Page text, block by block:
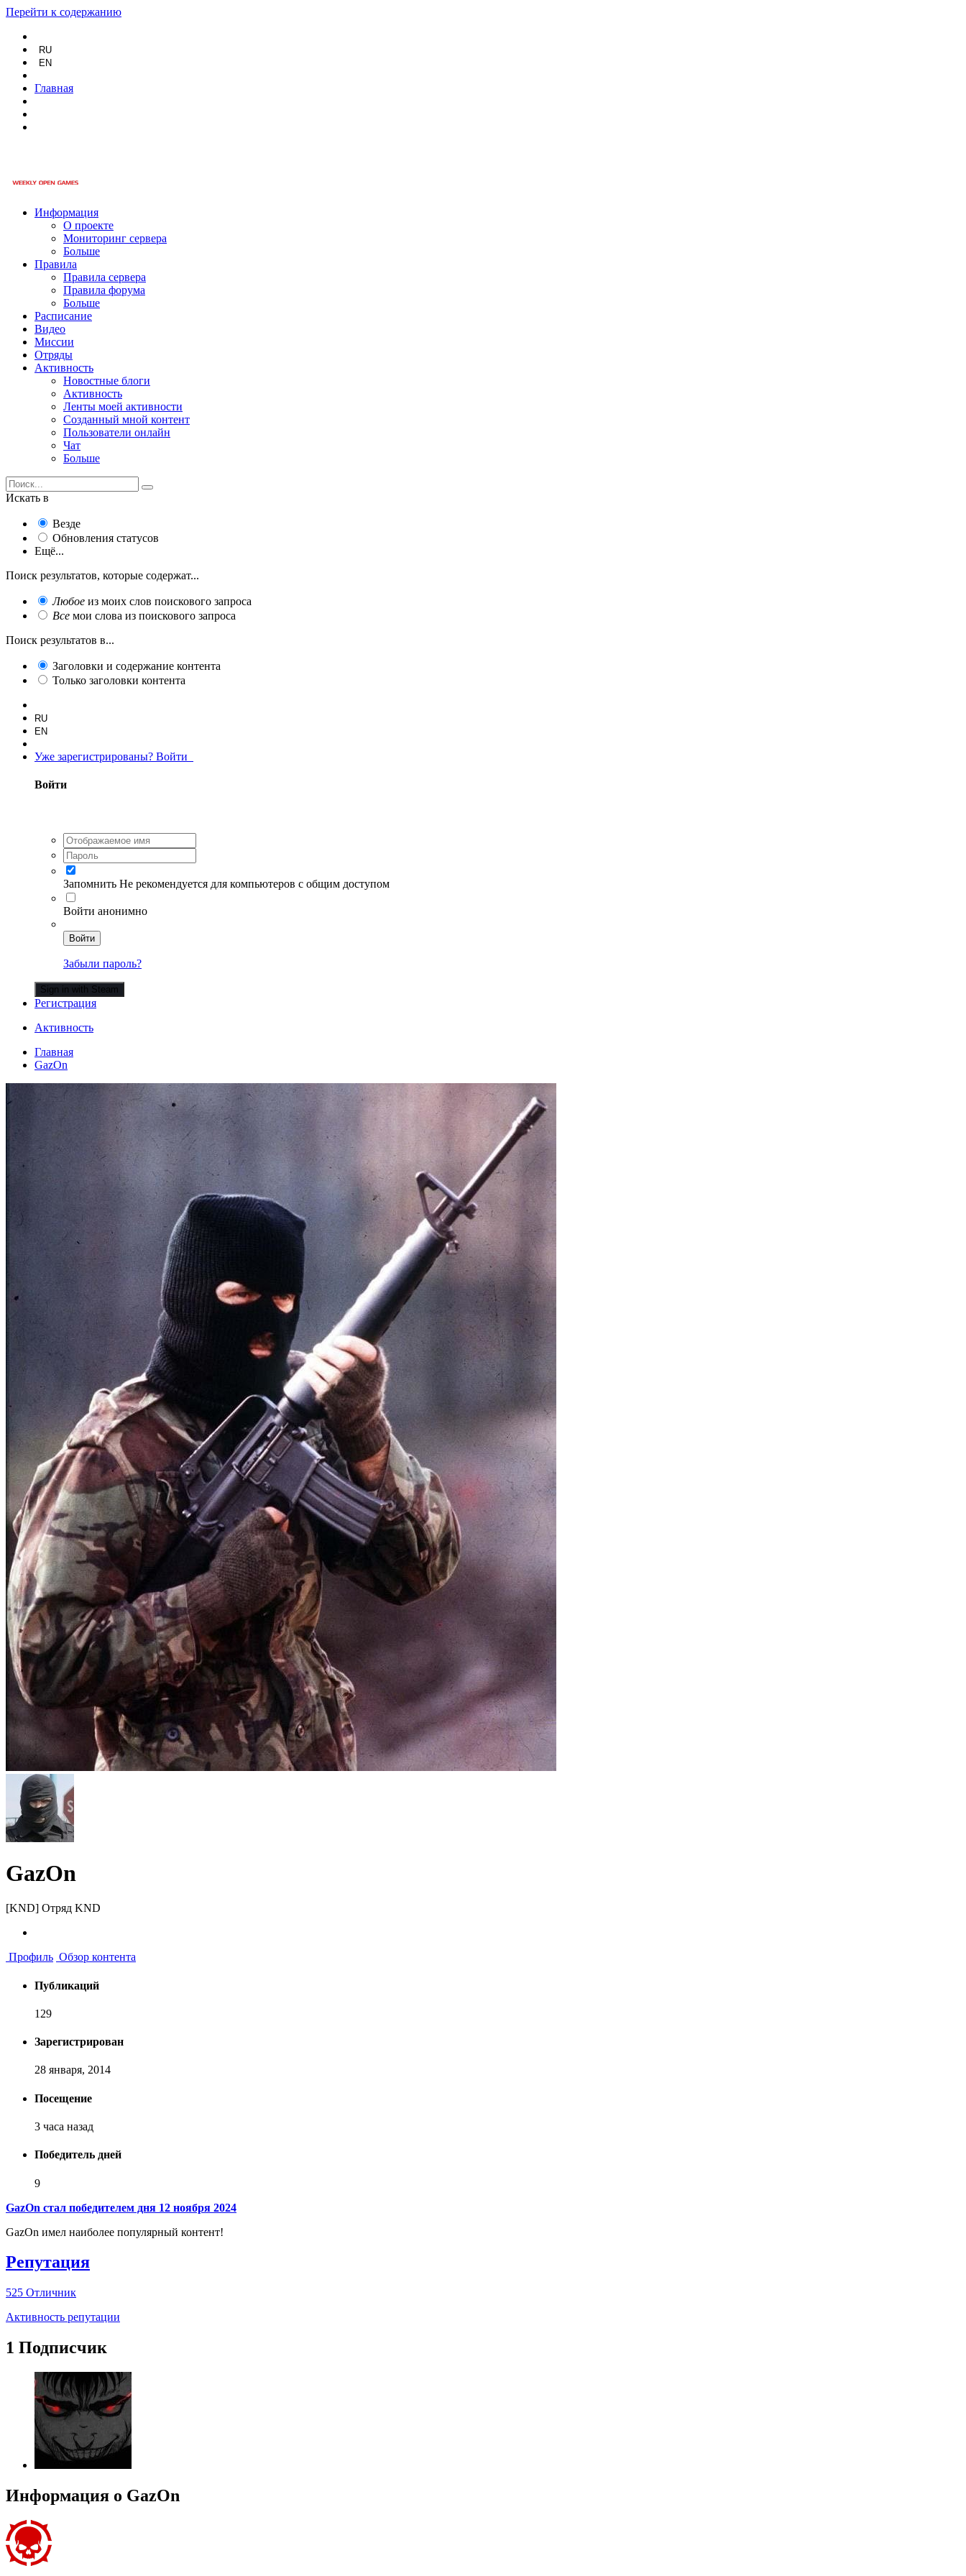
Перейти к содержанию
RU
EN
Главная
Информация
О проекте
Мониторинг сервера
Больше
Правила
Правила сервера
Правила форума
Больше
Расписание
Видео
Миссии
Отряды
Активность
Новостные блоги
Активность
Ленты моей активности
Созданный мной контент
Пользователи онлайн
Чат
Больше
Искать в
Везде
Обновления статусов
Ещё...
Поиск результатов, которые содержат...
Любое из моих слов поискового запроса
Все мои слова из поискового запроса
Поиск результатов в...
Заголовки и содержание контента
Только заголовки контента
RU
EN
Уже зарегистрированы? Войти
Войти
Запомнить Не рекомендуется для компьютеров с общим доступом
Войти анонимно
Войти
Забыли пароль?
Sign in with Steam
Регистрация
Активность
Главная
GazOn
GazOn
[KND] Отряд KND
Профиль Обзор контента
Публикаций
129
Зарегистрирован
28 января, 2014
Посещение
3 часа назад
Победитель дней
9
GazOn стал победителем дня 12 ноября 2024
GazOn имел наиболее популярный контент!
Репутация
525 Отличник
Активность репутации
1 Подписчик
Информация о GazOn